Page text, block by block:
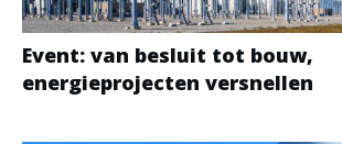
Event: van besluit tot bouw,
energieprojecten versnellen